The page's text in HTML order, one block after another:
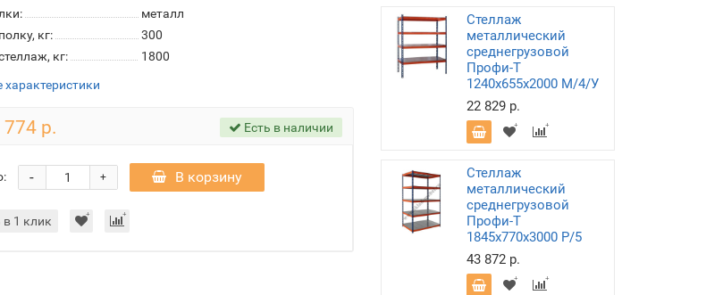
металл
кг:
300
кг:
1800
характеристики
774 р. Есть в наличии
+
- В корзину
в 1 клик
Стеллаж
металлический
среднегрузовой
Профи-Т
1240х655х2000 M/4/У
22 829 р.
Стеллаж
металлический
среднегрузовой
Профи-Т
1845х770х3000 P/5
43 872 р.